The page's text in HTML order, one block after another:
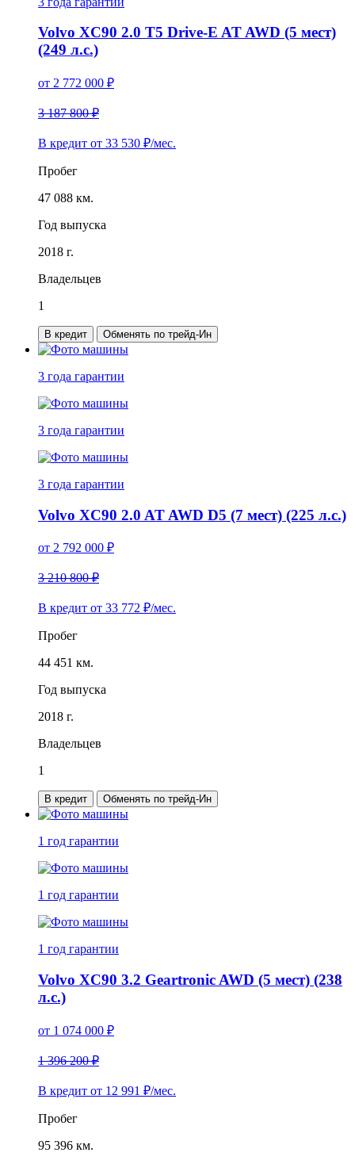
Volvo XC90 2.0 T5 Drive-E AT AWD (5 мест)
(249 л.с.)
от 2 772 000 ₽
3 187 800 ₽
В кредит от 33 530 ₽/мес.
Пробег
47 088 км.
Год выпуска
2018 г.
Владельцев
1
В кредит Обменять по трейд-Ин
3 года гарантии
3 года гарантии
3 года гарантии
Volvo XC90 2.0 AT AWD D5 (7 мест) (225 л.с.)
от 2 792 000 ₽
3 210 800 ₽
В кредит от 33 772 ₽/мес.
Пробег
44 451 км.
Год выпуска
2018 г.
Владельцев
1
В кредит Обменять по трейд-Ин
1 год гарантии
1 год гарантии
1 год гарантии
Volvo XC90 3.2 Geartronic AWD (5 мест) (238
л.с.)
от 1 074 000 ₽
1 396 200 ₽
В кредит от 12 991 ₽/мес.
Пробег
95 396 км.